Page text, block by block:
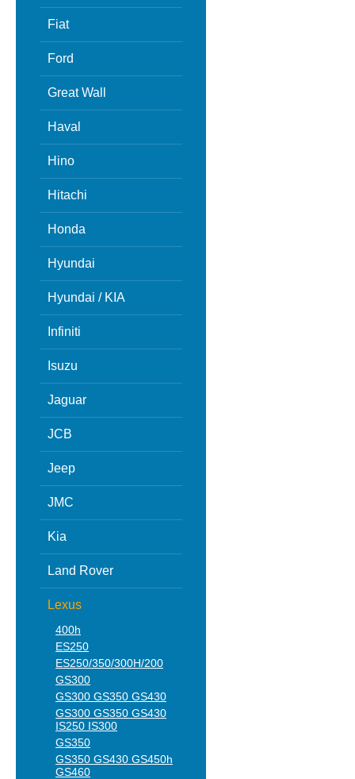
Fiat
Ford
Great Wall
Haval
Hino
Hitachi
Honda
Hyundai
Hyundai / KIA
Infiniti
Isuzu
Jaguar
JCB
Jeep
JMC
Kia
Land Rover
Lexus
400h
ES250
ES250/350/300H/200
GS300
GS300 GS350 GS430
GS300 GS350 GS430
IS250 IS300
GS350
GS350 GS430 GS450h
GS460